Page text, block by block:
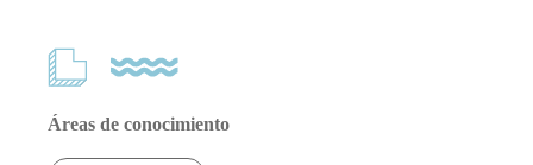
Áreas de conocimiento